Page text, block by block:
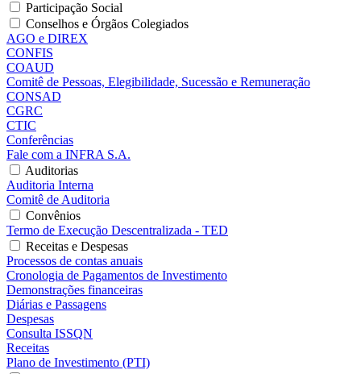
Participação Social
Conselhos e Órgãos Colegiados
AGO e DIREX
CONFIS
COAUD
Comitê de Pessoas, Elegibilidade, Sucessão e Remuneração
CONSAD
CGRC
CTIC
Conferências
Fale com a INFRA S.A.
Auditorias
Auditoria Interna
Comitê de Auditoria
Convênios
Termo de Execução Descentralizada - TED
Receitas e Despesas
Processos de contas anuais
Cronologia de Pagamentos de Investimento
Demonstrações financeiras
Diárias e Passagens
Despesas
Consulta ISSQN
Receitas
Plano de Investimento (PTI)